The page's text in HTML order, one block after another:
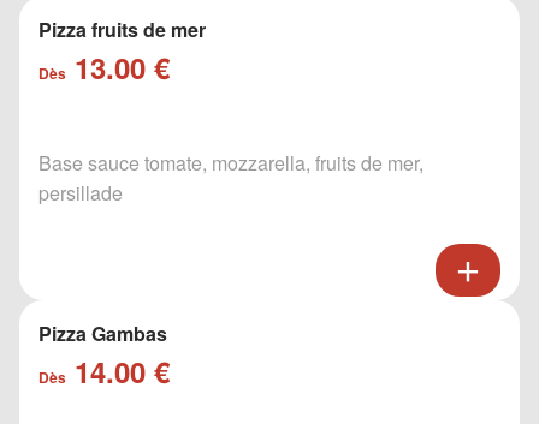
Pizza fruits de mer
Dès 13.00 €
Base sauce tomate, mozzarella, fruits de mer,
persillade
Pizza Gambas
Dès 14.00 €